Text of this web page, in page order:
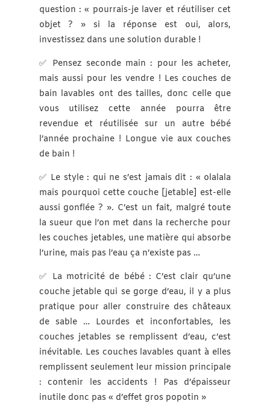
question : « pourrais-je laver et réutiliser cet
objet ? » si la réponse est oui, alors,
investissez dans une solution durable !
✅ Pensez seconde main : pour les acheter,
mais aussi pour les vendre ! Les couches de
bain lavables ont des tailles, donc celle que
vous utilisez cette année pourra être
revendue et réutilisée sur un autre bébé
l’année prochaine ! Longue vie aux couches
de bain !
✅ Le style : qui ne s’est jamais dit : « olalala
mais pourquoi cette couche [jetable] est-elle
aussi gonflée ? ». C’est un fait, malgré toute
la sueur que l’on met dans la recherche pour
les couches jetables, une matière qui absorbe
l’urine, mais pas l’eau ça n’existe pas …
✅ La motricité de bébé : C’est clair qu’une
couche jetable qui se gorge d’eau, il y a plus
pratique pour aller construire des châteaux
de sable … Lourdes et inconfortables, les
couches jetables se remplissent d’eau, c’est
inévitable. Les couches lavables quant à elles
remplissent seulement leur mission principale
: contenir les accidents ! Pas d’épaisseur
inutile donc pas « d’effet gros popotin »